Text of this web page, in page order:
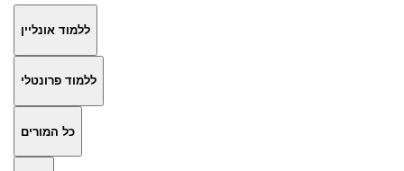
ללמוד אונליין
ללמוד פרונטלי
כל המורים